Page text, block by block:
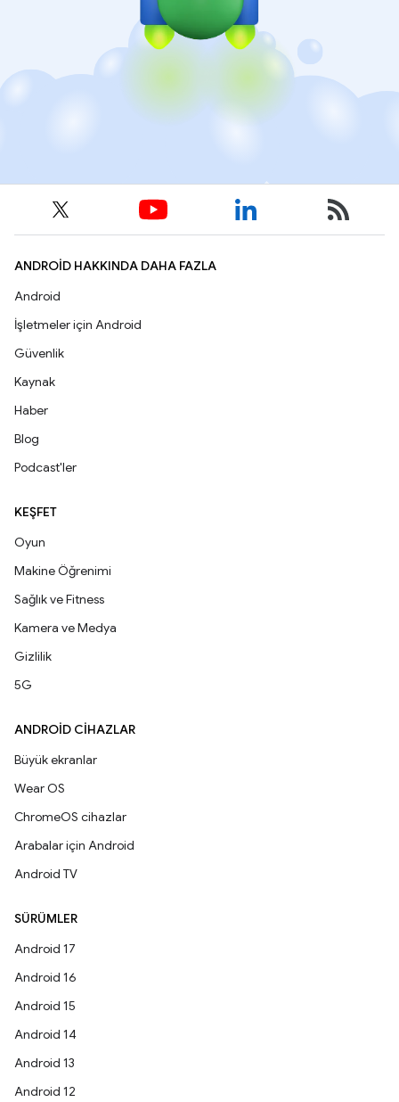
ANDROID HAKKINDA DAHA FAZLA
Android
İşletmeler için Android
Güvenlik
Kaynak
Haber
Blog
Podcast'ler
KEŞFET
Oyun
Makine Öğrenimi
Sağlık ve Fitness
Kamera ve Medya
Gizlilik
5G
ANDROID CIHAZLAR
Büyük ekranlar
Wear OS
ChromeOS cihazlar
Arabalar için Android
Android TV
SÜRÜMLER
Android 17
Android 16
Android 15
Android 14
Android 13
Android 12